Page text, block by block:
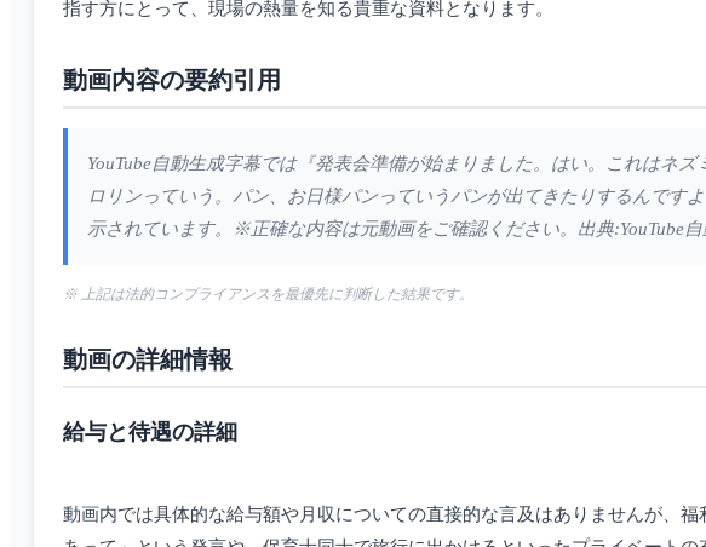
指す方にとって、現場の熱量を知る貴重な資料となります。
動画内容の要約引用
YouTube自動生成字幕では『発表会準備が始まりました。はい。これはネ
ロリンっていう。パン、お日様パンっていうパンが出てきたりするんで
示されています。※正確な内容は元動画をご確認ください。出典:YouTube
※ 上記は法的コンプライアンスを最優先に判断した結果です。
動画の詳細情報
給与と待遇の詳細
動画内では具体的な給与額や月収についての直接的な言及はありませんが、